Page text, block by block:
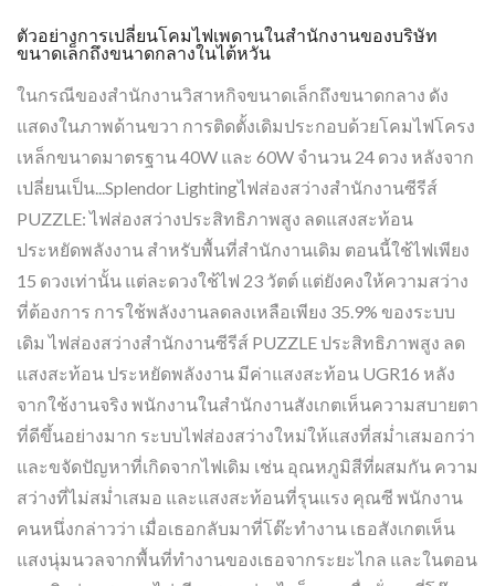
ตัวอย่างการเปลี่ยนโคมไฟเพดานในสำนักงานของบริษัท
ขนาดเล็กถึงขนาดกลางในไต้หวัน
ในกรณีของสำนักงานวิสาหกิจขนาดเล็กถึงขนาดกลาง ดัง
แสดงในภาพด้านขวา การติดตั้งเดิมประกอบด้วยโคมไฟโครง
เหล็กขนาดมาตรฐาน 40W และ 60W จำนวน 24 ดวง หลังจาก
เปลี่ยนเป็น...Splendor Lightingไฟส่องสว่างสำนักงานซีรีส์
PUZZLE: ไฟส่องสว่างประสิทธิภาพสูง ลดแสงสะท้อน
ประหยัดพลังงาน สำหรับพื้นที่สำนักงานเดิม ตอนนี้ใช้ไฟเพียง
15 ดวงเท่านั้น แต่ละดวงใช้ไฟ 23 วัตต์ แต่ยังคงให้ความสว่าง
ที่ต้องการ การใช้พลังงานลดลงเหลือเพียง 35.9% ของระบบ
เดิม ไฟส่องสว่างสำนักงานซีรีส์ PUZZLE ประสิทธิภาพสูง ลด
แสงสะท้อน ประหยัดพลังงาน มีค่าแสงสะท้อน UGR16 หลัง
จากใช้งานจริง พนักงานในสำนักงานสังเกตเห็นความสบายตา
ที่ดีขึ้นอย่างมาก ระบบไฟส่องสว่างใหม่ให้แสงที่สม่ำเสมอกว่า
และขจัดปัญหาที่เกิดจากไฟเดิม เช่น อุณหภูมิสีที่ผสมกัน ความ
สว่างที่ไม่สม่ำเสมอ และแสงสะท้อนที่รุนแรง คุณซี พนักงาน
คนหนึ่งกล่าวว่า เมื่อเธอกลับมาที่โต๊ะทำงาน เธอสังเกตเห็น
แสงนุ่มนวลจากพื้นที่ทำงานของเธอจากระยะไกล และในตอน